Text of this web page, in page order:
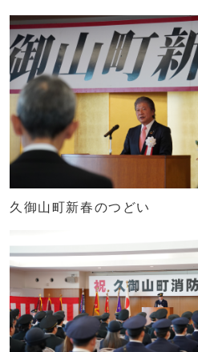
久御山町新春のつどい